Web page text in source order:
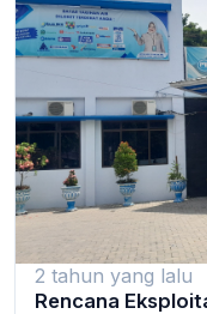
2 tahun yang lalu
Rencana